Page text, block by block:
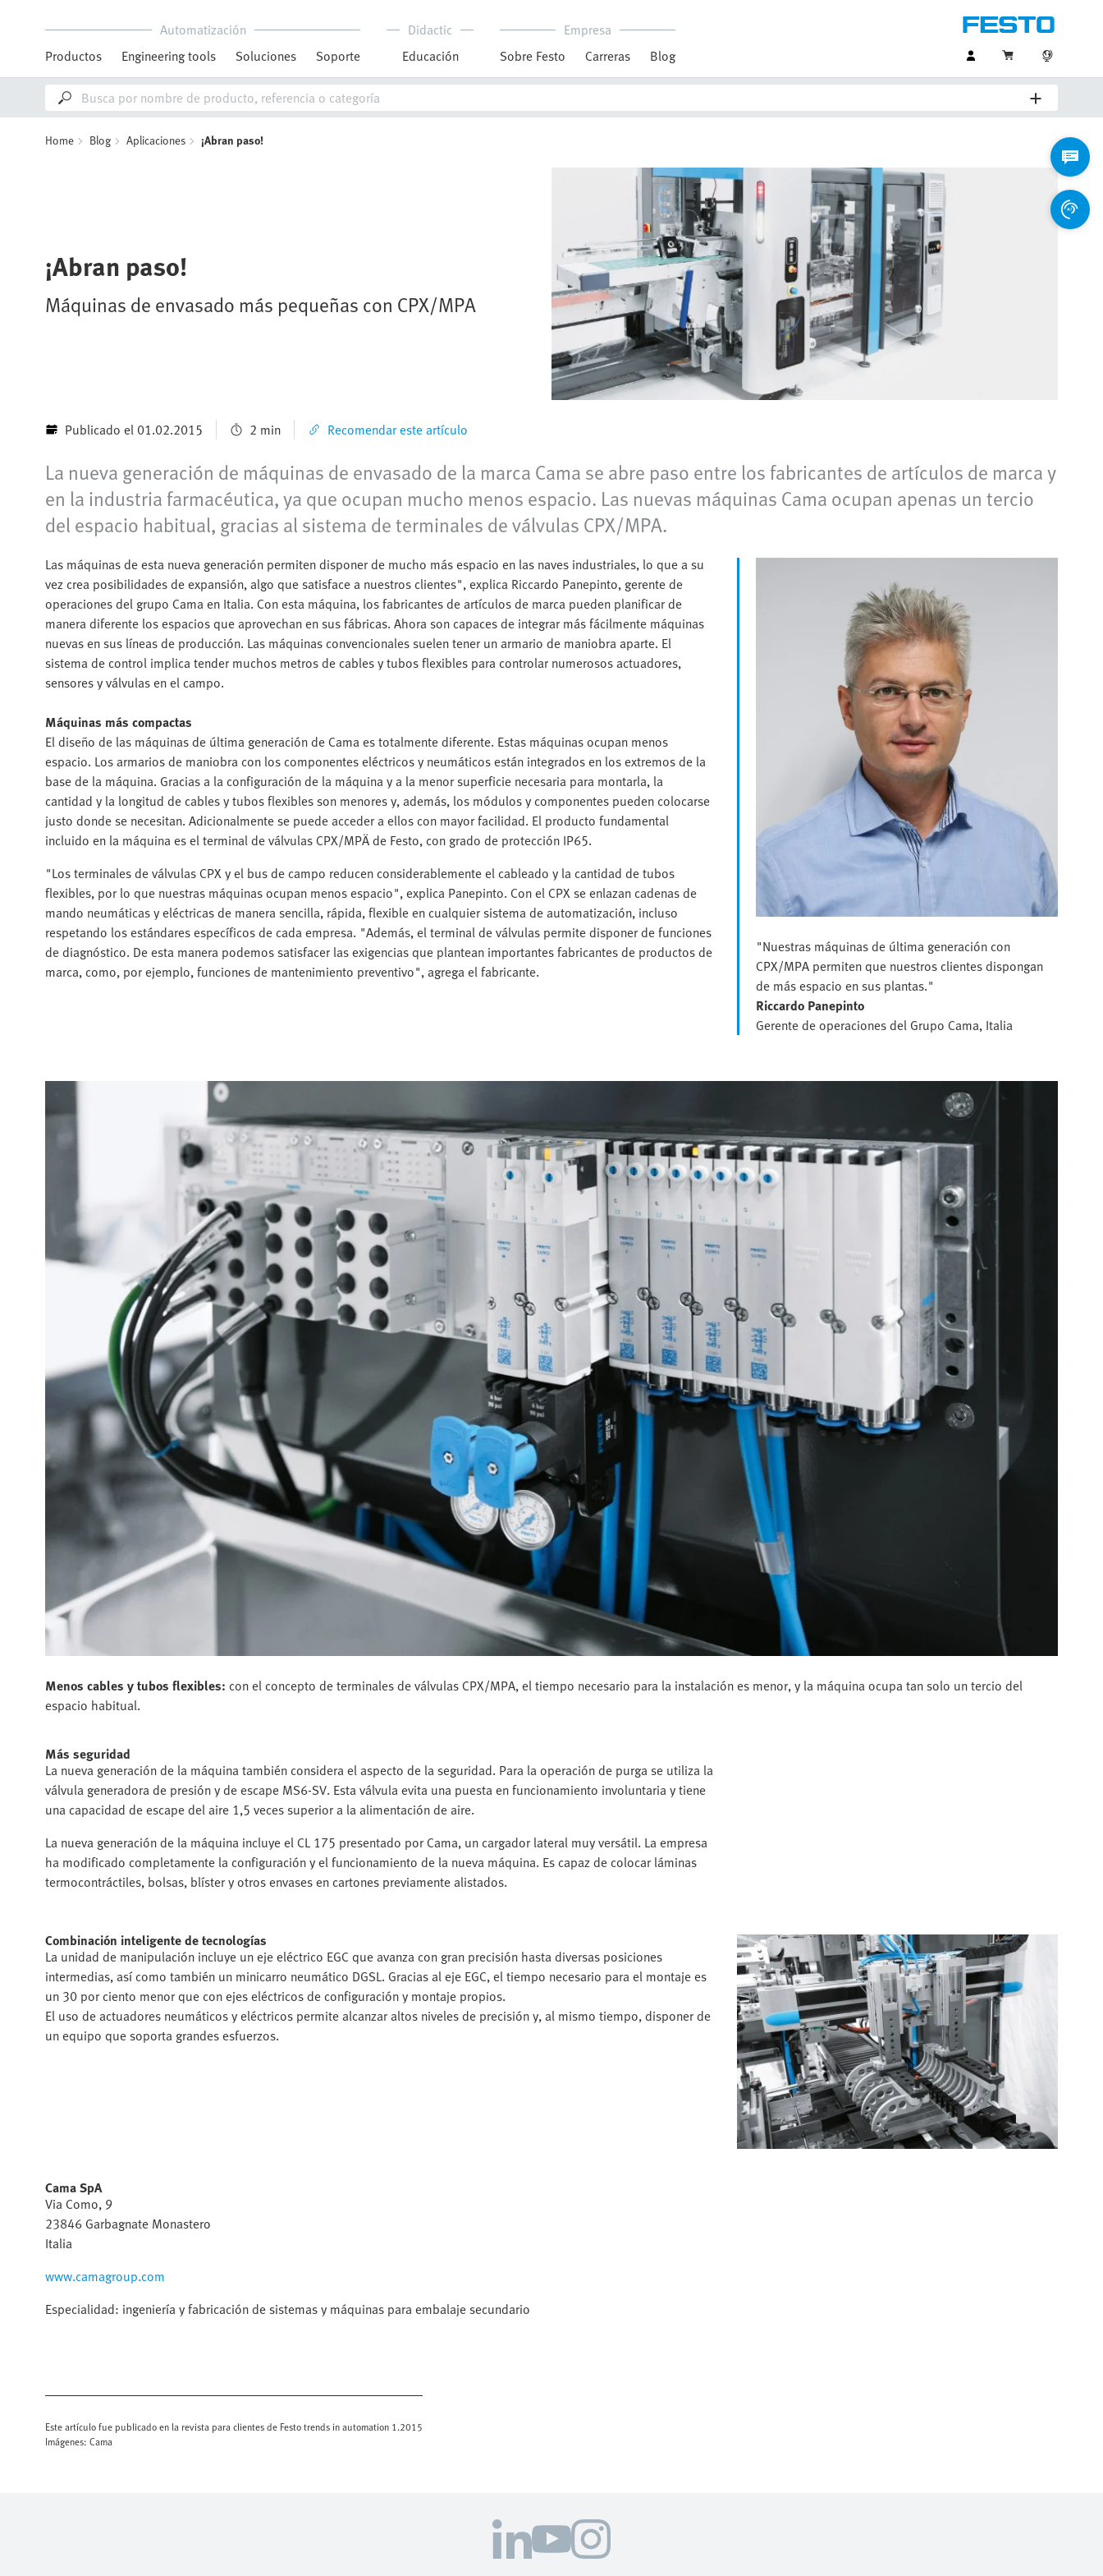
Automatización
Productos
Engineering tools Soluciones Soporte
Didactic
Educación
Empresa
Sobre Festo
Carreras Blog
Home Blog Aplicaciones ¡Abran paso!
¡Abran paso!
Máquinas de envasado más pequeñas con CPX/MPA
Publicado el 01.02.2015 2 min Recomendar este artículo
La nueva generación de máquinas de envasado de la marca Cama se abre paso entre los fabricantes de artículos de marca y
en la industria farmacéutica, ya que ocupan mucho menos espacio. Las nuevas máquinas Cama ocupan apenas un tercio
del espacio habitual, gracias al sistema de terminales de válvulas CPX/MPA.
Las máquinas de esta nueva generación permiten disponer de mucho más espacio en las naves industriales, lo que a su
vez crea posibilidades de expansión, algo que satisface a nuestros clientes", explica Riccardo Panepinto, gerente de
operaciones del grupo Cama en Italia. Con esta máquina, los fabricantes de artículos de marca pueden planificar de
manera diferente los espacios que aprovechan en sus fábricas. Ahora son capaces de integrar más fácilmente máquinas
nuevas en sus líneas de producción. Las máquinas convencionales suelen tener un armario de maniobra aparte. El
sistema de control implica tender muchos metros de cables y tubos flexibles para controlar numerosos actuadores,
sensores y válvulas en el campo.
Máquinas más compactas
El diseño de las máquinas de última generación de Cama es totalmente diferente. Estas máquinas ocupan menos
espacio. Los armarios de maniobra con los componentes eléctricos y neumáticos están integrados en los extremos de la
base de la máquina. Gracias a la configuración de la máquina y a la menor superficie necesaria para montarla, la
cantidad y la longitud de cables y tubos flexibles son menores y, además, los módulos y componentes pueden colocarse
justo donde se necesitan. Adicionalmente se puede acceder a ellos con mayor facilidad. El producto fundamental
incluido en la máquina es el terminal de válvulas CPX/MPÄ de Festo, con grado de protección IP65.
"Los terminales de válvulas CPX y el bus de campo reducen considerablemente el cableado y la cantidad de tubos
flexibles, por lo que nuestras máquinas ocupan menos espacio", explica Panepinto. Con el CPX se enlazan cadenas de
mando neumáticas y eléctricas de manera sencilla, rápida, flexible en cualquier sistema de automatización, incluso
respetando los estándares específicos de cada empresa. "Además, el terminal de válvulas permite disponer de funciones
de diagnóstico. De esta manera podemos satisfacer las exigencias que plantean importantes fabricantes de productos de
marca, como, por ejemplo, funciones de mantenimiento preventivo", agrega el fabricante.
"Nuestras máquinas de última generación con
CPX/MPA permiten que nuestros clientes dispongan
de más espacio en sus plantas."
Riccardo Panepinto
Gerente de operaciones del Grupo Cama, Italia
Menos cables y tubos flexibles: con el concepto de terminales de válvulas CPX/MPA, el tiempo necesario para la instalación es menor, y la máquina ocupa tan solo un tercio del
espacio habitual.
Más seguridad
La nueva generación de la máquina también considera el aspecto de la seguridad. Para la operación de purga se utiliza la
válvula generadora de presión y de escape MS6-SV. Esta válvula evita una puesta en funcionamiento involuntaria y tiene
una capacidad de escape del aire 1,5 veces superior a la alimentación de aire.
La nueva generación de la máquina incluye el CL 175 presentado por Cama, un cargador lateral muy versátil. La empresa
ha modificado completamente la configuración y el funcionamiento de la nueva máquina. Es capaz de colocar láminas
termocontráctiles, bolsas, blíster y otros envases en cartones previamente alistados.
Combinación inteligente de tecnologías
La unidad de manipulación incluye un eje eléctrico EGC que avanza con gran precisión hasta diversas posiciones
intermedias, así como también un minicarro neumático DGSL. Gracias al eje EGC, el tiempo necesario para el montaje es
un 30 por ciento menor que con ejes eléctricos de configuración y montaje propios.
El uso de actuadores neumáticos y eléctricos permite alcanzar altos niveles de precisión y, al mismo tiempo, disponer de
un equipo que soporta grandes esfuerzos.
Cama SpA
Via Como, 9
23846 Garbagnate Monastero
Italia
www.camagroup.com
Especialidad: ingeniería y fabricación de sistemas y máquinas para embalaje secundario
Este artículo fue publicado en la revista para clientes de Festo trends in automation 1.2015
Imágenes: Cama